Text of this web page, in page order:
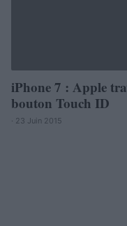
iPhone 7 : Apple
bouton Touch ID
· 23 Juin 2015